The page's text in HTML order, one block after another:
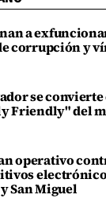
a
corrupción y
se
Friendly" del
operativo
San Miguel